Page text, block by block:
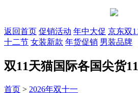
返回首页 促销活动 年中大促 京东双
十二节 女装新款 年货促销 男装品牌
双11天猫国际各国尖货
首页 > 2026年双十一